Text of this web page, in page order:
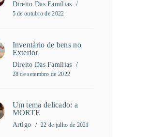
Direito Das Famílias
5 de outubro de 2022
Inventário de bens no
Exterior
Direito Das Famílias
28 de setembro de 2022
Um tema delicado: a
MORTE
Artigo 22 de julho de 2021